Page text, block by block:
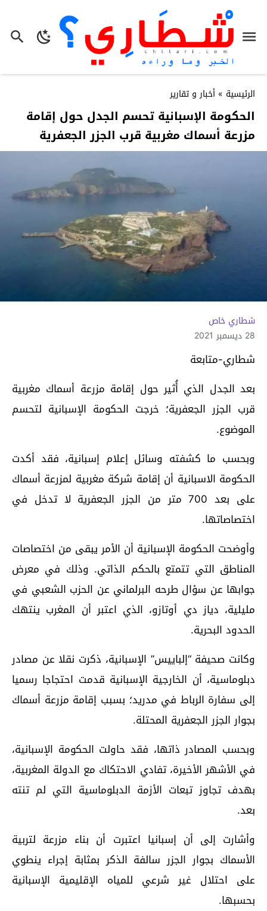
الرئيسية » أخبار و تقارير
الحكومة الإسبانية تحسم الجدل حول إقامة
مزرعة أسماك مغربية قرب الجزر الجعفرية
شطاري خاص
28 ديسمبر 2021
شطاري-متابعة
بعد الجدل الذي أُثير حول إقامة مزرعة أسماك مغربية
قرب الجزر الجعفرية؛ خرجت الحكومة الإسبانية لتحسم
الموضوع.
وبحسب ما كشفته وسائل إعلام إسبانية، فقد أكدت
الحكومة الاسبانية أن إقامة شركة مغربية لمزرعة أسماك
على بعد 700 متر من الجزر الجعفرية لا تدخل في
اختصاصاتها.
وأوضحت الحكومة الإسبانية أن الأمر يبقى من اختصاصات
المناطق التي تتمتع بالحكم الذاتي. وذلك في معرض
جوابها عن سؤال طرحه البرلماني عن الحزب الشعبي في
مليلية، دياز دي أوتازو، الذي اعتبر أن المغرب ينتهك
الحدود البحرية.
وكانت صحيفة “إلباييس” الإسبانية، ذكرت نقلا عن مصادر
دبلوماسية، أن الخارجية الإسبانية قدمت احتجاجا رسميا
إلى سفارة الرباط في مدريد؛ بسبب إقامة مزرعة أسماك
بجوار الجزر الجعفرية المحتلة.
وبحسب المصادر ذاتها، فقد حاولت الحكومة الإسبانية،
في الأشهر الأخيرة، تفادي الاحتكاك مع الدولة المغربية،
بهدف تجاوز تبعات الأزمة الدبلوماسية التي لم تنته
بعد.
وأشارت إلى أن إسبانيا اعتبرت أن بناء مزرعة لتربية
الأسماك بجوار الجزر سالفة الذكر بمثابة إجراء ينطوي
على احتلال غير شرعي للمياه الإقليمية الإسبانية
بحسبها.